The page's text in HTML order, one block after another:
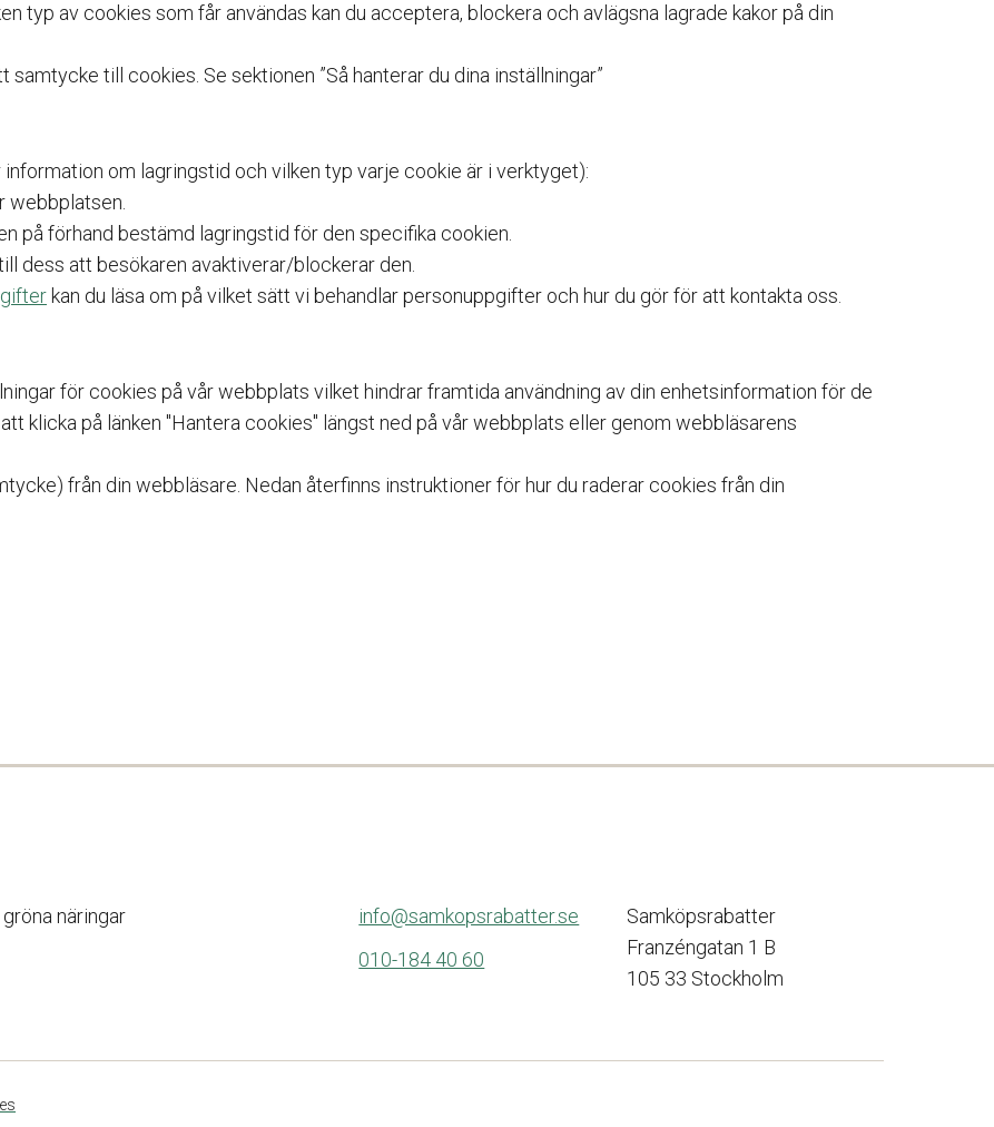
typ av cookies som får användas kan du acceptera, blockera och avlägsna lagrade kakor på din
till cookies. Se sektionen ”Så hanterar du dina inställningar”
om lagringstid och vilken typ varje cookie är i verktyget):
webbplatsen.
på förhand bestämd lagringstid för den specifika cookien.
dess att besökaren avaktiverar/blockerar den.
kan du läsa om på vilket sätt vi behandlar personuppgifter och hur du gör för att kontakta oss.
för cookies på vår webbplats vilket hindrar framtida användning av din enhetsinformation för de
klicka på länken "Hantera cookies" längst ned på vår webbplats eller genom webbläsarens
från din webbläsare. Nedan återfinns instruktioner för hur du raderar cookies från din
näringar
info@samkopsrabatter.se
010-184 40 60
Samköpsrabatter
Franzéngatan 1 B
105 33 Stockholm